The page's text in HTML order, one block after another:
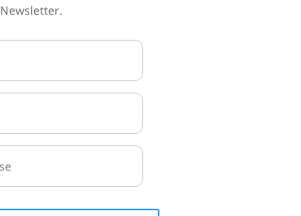
Newsletter.